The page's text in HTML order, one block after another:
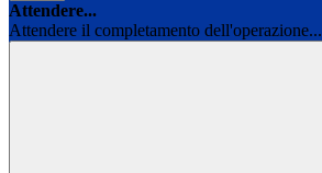
Attendere...
Attendere il completamento dell'operazione...